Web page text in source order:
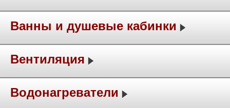
Ванны и душевые кабинки
Вентиляция
Водонагреватели